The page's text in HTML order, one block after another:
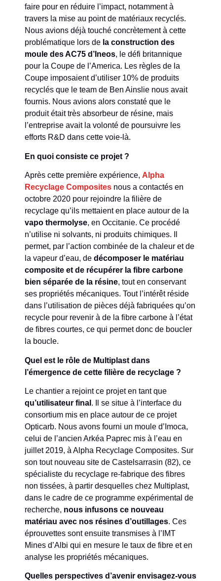
faire pour en réduire l’impact, notamment à
travers la mise au point de matériaux recyclés.
Nous avions déjà touché concrètement à cette
problématique lors de la construction des
moule des AC75 d’Ineos, le défi britannique
pour la Coupe de l’America. Les règles de la
Coupe imposaient d’utiliser 10% de produits
recyclés que le team de Ben Ainslie nous avait
fournis. Nous avions alors constaté que le
produit était très absorbeur de résine, mais
l’entreprise avait la volonté de poursuivre les
efforts R&D dans cette voie-là.
En quoi consiste ce projet ?
Après cette première expérience, Alpha
Recyclage Composites nous a contactés en
octobre 2020 pour rejoindre la filière de
recyclage qu’ils mettaient en place autour de la
vapo thermolyse, en Occitanie. Ce procédé
n’utilise ni solvants, ni produits chimiques. Il
permet, par l’action combinée de la chaleur et de
la vapeur d’eau, de décomposer le matériau
composite et de récupérer la fibre carbone
bien séparée de la résine, tout en conservant
ses propriétés mécaniques. Tout l’intérêt réside
dans l’utilisation de pièces déjà fabriquées qu’on
recycle pour revenir à de la fibre carbone à l’état
de fibres courtes, ce qui permet donc de boucler
la boucle.
Quel est le rôle de Multiplast dans
l’émergence de cette filière de recyclage ?
Le chantier a rejoint ce projet en tant que
qu’utilisateur final . Il se situe à l’interface du
consortium mis en place autour de ce projet
Opticarb. Nous avons fourni un moule d’Imoca,
celui de l’ancien Arkéa Paprec mis à l’eau en
juillet 2019, à Alpha Recyclage Composites. Sur
son tout nouveau site de Castelsarrasin (82), ce
spécialiste du recyclage re-fabrique des fibres
non tissées, à partir desquelles chez Multiplast,
dans le cadre de ce programme expérimental de
recherche, nous infusons ce nouveau
matériau avec nos résines d’outillages. Ces
éprouvettes sont ensuite transmises à l’IMT
Mines d’Albi qui en mesure le taux de fibre et en
analyse les propriétés mécaniques.
Quelles perspectives d’avenir envisagez-vous